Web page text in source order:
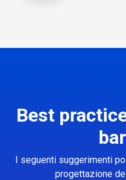
Best
I seguenti suggerimenti
progettazione